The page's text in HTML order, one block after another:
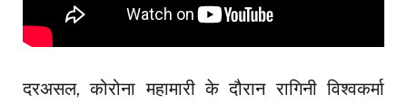
दरअसल, कोरोना महामारी के दौरान रागिनी विश्वकर्मा